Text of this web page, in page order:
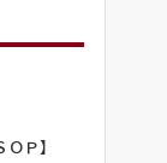
Ｐ】